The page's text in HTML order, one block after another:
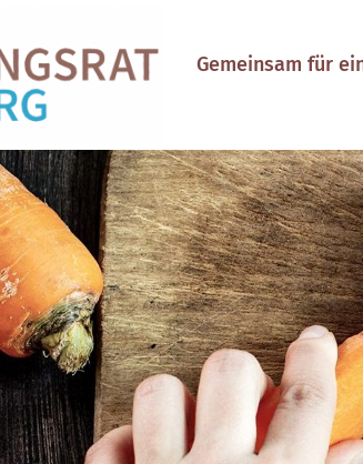
Gemeinsam für